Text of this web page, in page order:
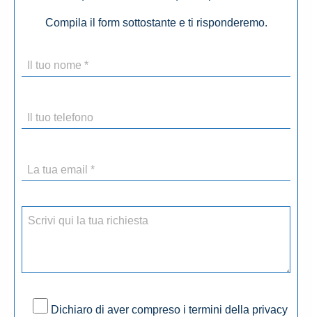
Compila il form sottostante e ti risponderemo.
Dichiaro di aver compreso i termini della privacy